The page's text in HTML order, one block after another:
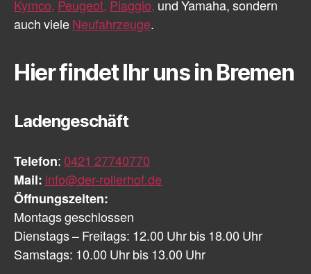
Kymco, Peugeot, Piaggio, und Yamaha, sondern
auch viele Neufahrzeuge.
Hier findet Ihr uns in Bremen
Ladengeschäft
Telefon: 0421 27740770
Mail: info@der-rollerhof.de
Öffnungszeiten:
Montags geschlossen
Dienstags – Freitags: 12.00 Uhr bis 18.00 Uhr
Samstags: 10.00 Uhr bis 13.00 Uhr